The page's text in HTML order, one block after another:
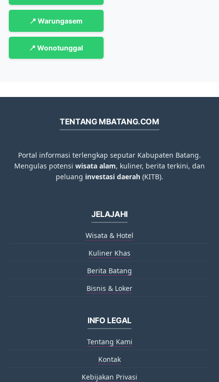
📍 Warungasem
📍 Wonotunggal
TENTANG MBATANG.COM
Portal informasi terlengkap seputar Kabupaten Batang.
Mengulas potensi wisata alam, kuliner, berita terkini, dan
peluang investasi daerah (KITB).
JELAJAHI
Wisata & Hotel
Kuliner Khas
Berita Batang
Bisnis & Loker
INFO LEGAL
Tentang Kami
Kontak
Kebijakan Privasi